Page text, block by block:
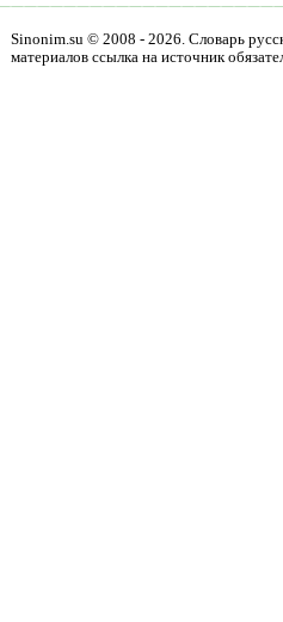
Sinonim.su © 2008 - 2026. Словарь
материалов ссылка на источник